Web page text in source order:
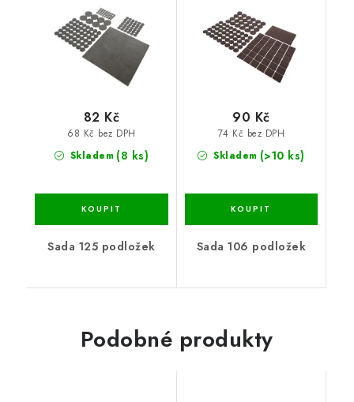
Skladem (8 ks)
68 Kč bez DPH
82 Kč
Sada 125 podložek
Skladem (>10 ks)
74 Kč bez DPH
90 Kč
Sada 106 podložek
Podobné produkty